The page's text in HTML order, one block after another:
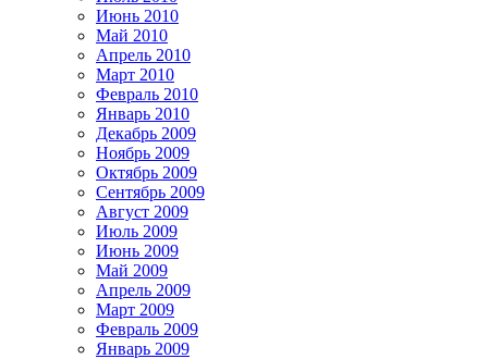
Июнь 2010
Май 2010
Апрель 2010
Март 2010
Февраль 2010
Январь 2010
Декабрь 2009
Ноябрь 2009
Октябрь 2009
Сентябрь 2009
Август 2009
Июль 2009
Июнь 2009
Май 2009
Апрель 2009
Март 2009
Февраль 2009
Январь 2009